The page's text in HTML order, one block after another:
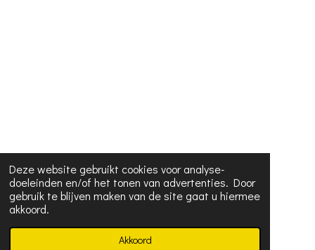
Deze website gebruikt cookies voor analyse-
doeleinden en/of het tonen van advertenties. Door
gebruik te blijven maken van de site gaat u hiermee
akkoord.
Akkoord